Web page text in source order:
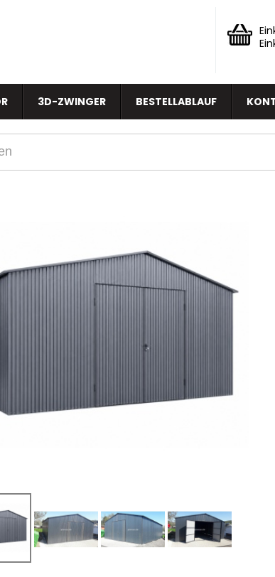
3D-ZWINGER BESTELLABLAUF